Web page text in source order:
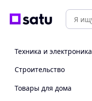
Техника и электроника
Строительство
Товары для дома